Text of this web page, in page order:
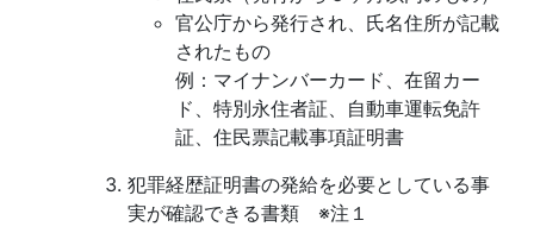
官公庁から発行され、氏名住所が記載
されたもの
例：マイナンバーカード、在留カー
ド、特別永住者証、自動車運転免許
証、住民票記載事項証明書
犯罪経歴証明書の発給を必要としている事
実が確認できる書類 ※注１